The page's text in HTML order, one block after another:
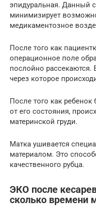
эпидуральная. Данный
минимизирует
медикаментозное
После того как
операционное поле
послойно рассекаются.
через которое
После того как ребенок
от его состояния,
материнской груди.
Матка ушивается
материалом. Это
качественного рубца.
ЭКО после
сколько времени